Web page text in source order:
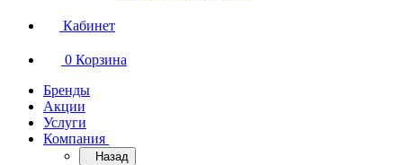
Кабинет
0 Корзина
Бренды
Акции
Услуги
Компания
Назад